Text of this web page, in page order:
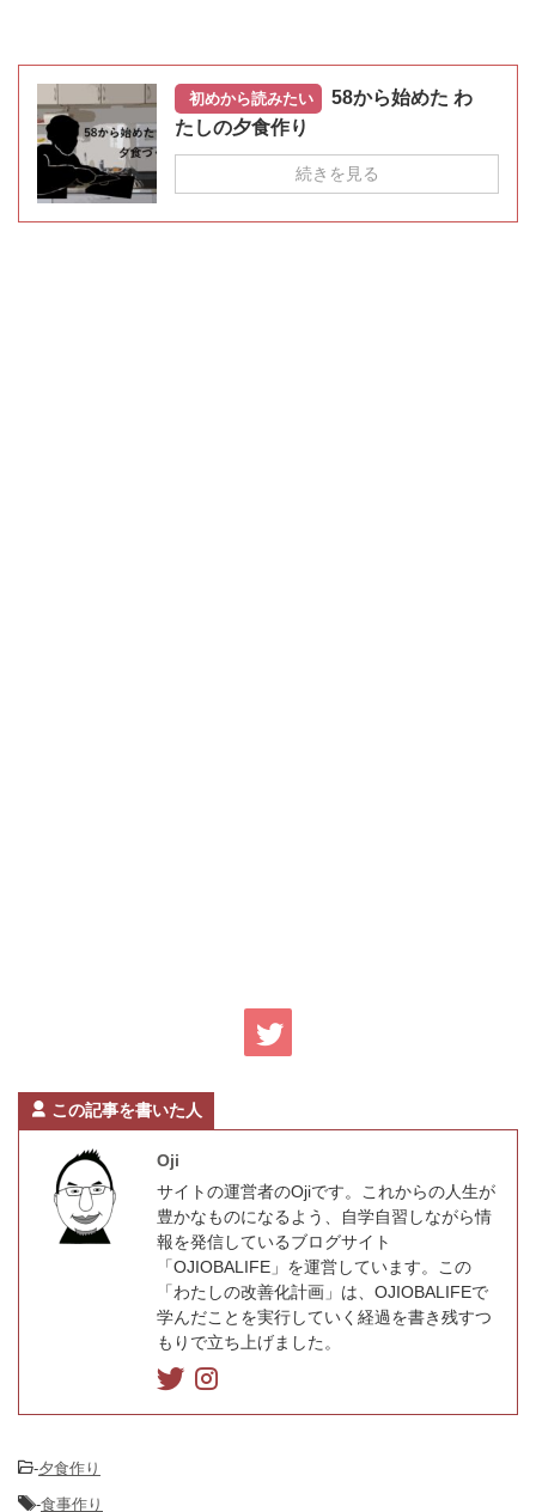
初めから読みたい
58から始めた わ
たしの夕食作り
続きを見る
この記事を書いた人
Oji
サイトの運営者のOjiです。これからの人生が
豊かなものになるよう、自学自習しながら情
報を発信しているブログサイト
「OJIOBALIFE」を運営しています。この
「わたしの改善化計画」は、OJIOBALIFEで
学んだことを実行していく経過を書き残すつ
もりで立ち上げました。
-夕食作り
-食事作り